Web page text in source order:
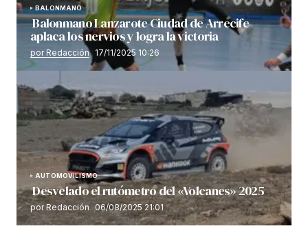
BALONMANO
Balonmano Lanzarote Ciudad de Arrecife
aplaca los nervios y logra la victoria
por Redacción 17/11/2025 10:26
AUTOMOVILISMO
Desvelado el rutómetro del «Volcanes» 2025
por Redacción 06/08/2025 21:01